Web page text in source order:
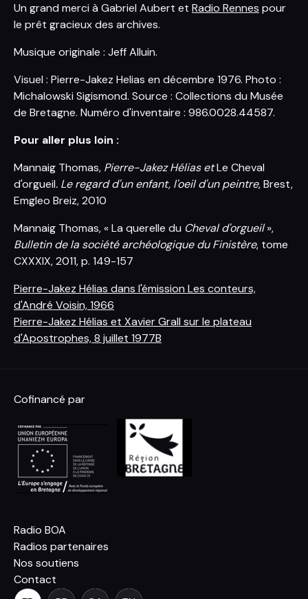
Un grand merci à Gabriel Aubert et Radio Rennes pour
le prêt gracieux des archives.
Musique originale : Jeff Alluin.
Visuel : Pierre-Jakez Helias en décembre 1976. Photo :
Michalowski Sigismond. Source : Collections du Musée
de Bretagne. Numéro d'inventaire : 986.0028.44587.
Pour aller plus loin :
Mannaig Thomas, Pierre-Jakez Hélias etLe Cheval
d'orgueil. Le regard d'un enfant, l'oeil d'un peintre, Brest,
Emgleo Breiz, 2010
Mannaig Thomas, « La querelle du Cheval d'orgueil»,
Bulletin de la société archéologique du Finistère, tome
CXXXIX, 2011, p. 149-157
Pierre-Jakez Hélias dans l'émission Les conteurs,
d'André Voisin, 1966
Pierre-Jakez Hélias et Xavier Grall sur le plateau
d'Apostrophes, 8 juillet 1977B
Cofinancé par
Radio BOA
Radios partenaires
Nos soutiens
Contact